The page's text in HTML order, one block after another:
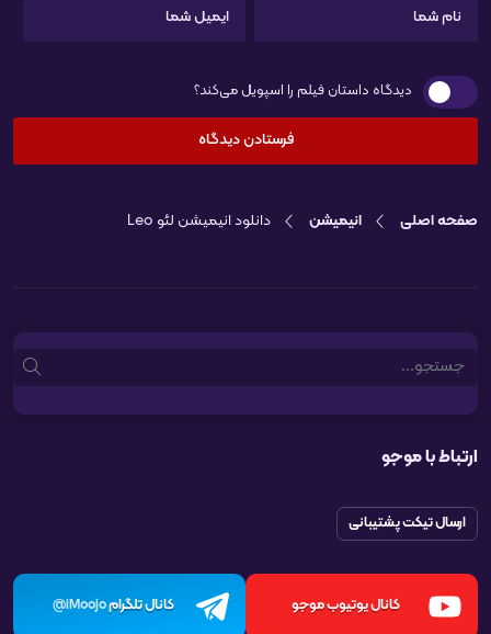
دیدگاه داستان فیلم را اسپویل می‌کند؟
صفحه اصلی انیمیشن دانلود انیمیشن لئو Leo
Search
ارتباط با موجو
ارسال تیکت پشتیبانی
کانال یوتیوب موجو کانال تلگرامiMoojo@